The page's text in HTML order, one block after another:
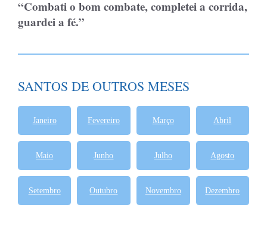
“Combati o bom combate, completei a corrida,
guardei a fé.”
SANTOS DE OUTROS MESES
Janeiro Fevereiro Março Abril
Maio Junho Julho Agosto
Setembro Outubro Novembro Dezembro